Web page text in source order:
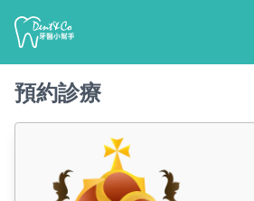
預約診療